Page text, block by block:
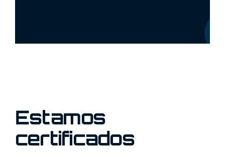
Estamos
certificados